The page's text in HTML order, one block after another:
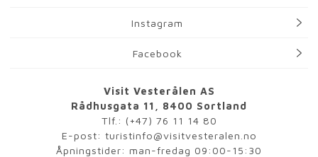
Instagram
Facebook
Visit Vesterålen AS
Rådhusgata 11, 8400 Sortland
Tlf.: (+47) 76 11 14 80
E-post: turistinfo@visitvesteralen.no
Åpningstider: man-fredag 09:00-15:30